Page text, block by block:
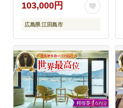
103,000円
広島県 江田島市